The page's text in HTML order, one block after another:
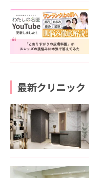
最新クリニック